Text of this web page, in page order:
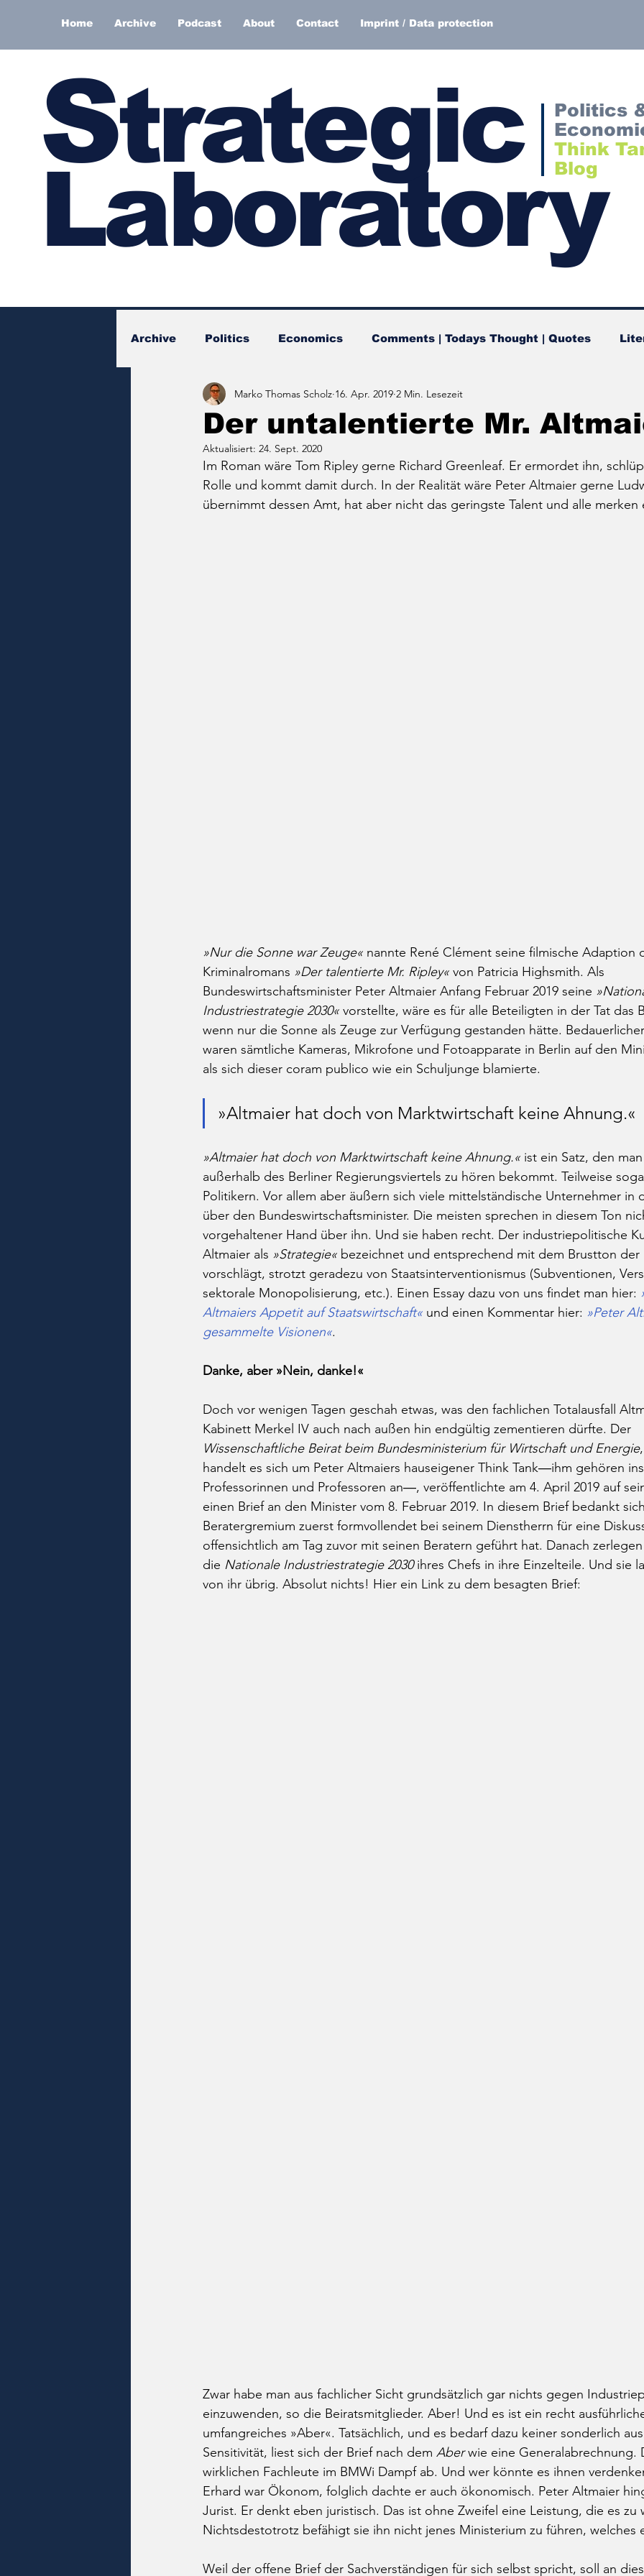
Home Archive Podcast About Contact Imprint / Data protection
Strategic
Laboratory
Politics
Think
Blog
Archive Politics Economics Comments | Todays Thought | Quotes
Documents
Der untalentierte Mr.
Marko Thomas Scholz 16. Apr. 2019 2 Min. Lesezeit
Aktualisiert: 24. Sept. 2020
Im Roman wäre Tom Ripley gerne Richard Greenleaf. Er ermordet ihn,
Rolle und kommt damit durch. In der Realität wäre Peter Altmaier gerne
übernimmt dessen Amt, hat aber nicht das geringste Talent und alle merken
»Nur die Sonne war Zeuge« nannte René Clément seine filmische Adaption
Kriminalromans »Der talentierte Mr. Ripley« von Patricia Highsmith. Als
Bundeswirtschaftsminister Peter Altmaier Anfang Februar 2019 seine
Industriestrategie 2030« vorstellte, wäre es für alle Beteiligten in der Tat das
wenn nur die Sonne als Zeuge zur Verfügung gestanden hätte.
waren sämtliche Kameras, Mikrofone und Fotoapparate in Berlin auf den
als sich dieser coram publico wie ein Schuljunge blamierte.
»Altmaier hat doch von Marktwirtschaft keine Ahnung.«
»Altmaier hat doch von Marktwirtschaft keine Ahnung.« ist ein Satz, den
außerhalb des Berliner Regierungsviertels zu hören bekommt. Teilweise
Politikern. Vor allem aber äußern sich viele mittelständische Unternehmer in
über den Bundeswirtschaftsminister. Die meisten sprechen in diesem Ton
vorgehaltener Hand über ihn. Und sie haben recht. Der industriepolitische
Altmaier als »Strategie« bezeichnet und entsprechend mit dem Brustton
vorschlägt, strotzt geradezu von Staatsinterventionismus (Subventionen,
sektorale Monopolisierung, etc.). Einen Essay dazu von uns findet man hier:
Altmaiers Appetit auf Staatswirtschaft« und einen Kommentar hier: »Peter
gesammelte Visionen«.
Danke, aber »Nein, danke!«
Doch vor wenigen Tagen geschah etwas, was den fachlichen Totalausfall
Kabinett Merkel IV auch nach außen hin endgültig zementieren dürfte. Der
Wissenschaftliche Beirat beim Bundesministerium für Wirtschaft und Energie
handelt es sich um Peter Altmaiers hauseigener Think Tank―ihm gehören
Professorinnen und Professoren an―, veröffentlichte am 4. April 2019 auf
einen Brief an den Minister vom 8. Februar 2019. In diesem Brief bedankt
Beratergremium zuerst formvollendet bei seinem Dienstherrn für eine
offensichtlich am Tag zuvor mit seinen Beratern geführt hat. Danach
die Nationale Industriestrategie 2030 ihres Chefs in ihre Einzelteile. Und sie
von ihr übrig. Absolut nichts! Hier ein Link zu dem besagten Brief:
Zwar habe man aus fachlicher Sicht grundsätzlich gar nichts gegen
einzuwenden, so die Beiratsmitglieder. Aber! Und es ist ein recht
umfangreiches »Aber«. Tatsächlich, und es bedarf dazu keiner sonderlich
Sensitivität, liest sich der Brief nach dem Aber wie eine Generalabrechnung.
wirklichen Fachleute im BMWi Dampf ab. Und wer könnte es ihnen
Erhard war Ökonom, folglich dachte er auch ökonomisch. Peter Altmaier
Jurist. Er denkt eben juristisch. Das ist ohne Zweifel eine Leistung, die es
Nichtsdestotrotz befähigt sie ihn nicht jenes Ministerium zu führen, welches
Weil der offene Brief der Sachverständigen für sich selbst spricht, soll an